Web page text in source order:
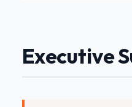
Executive